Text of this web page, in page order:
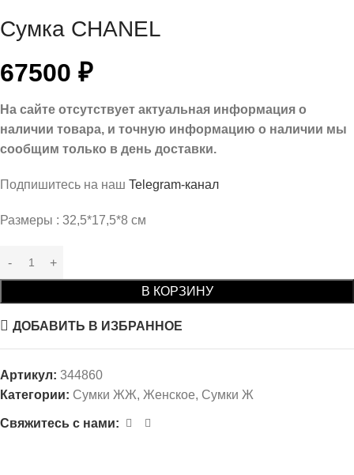
Сумка CHANEL
67500 ₽
На сайте отсутствует актуальная информация о
наличии товара, и точную информацию о наличии мы
сообщим только в день доставки.
Подпишитесь на наш Telegram-канал
Размеры : 32,5*17,5*8 см
В КОРЗИНУ
ДОБАВИТЬ В ИЗБРАННОЕ
Артикул: 344860
Категории: Сумки ЖЖ, Женское, Сумки Ж
Свяжитесь с нами: